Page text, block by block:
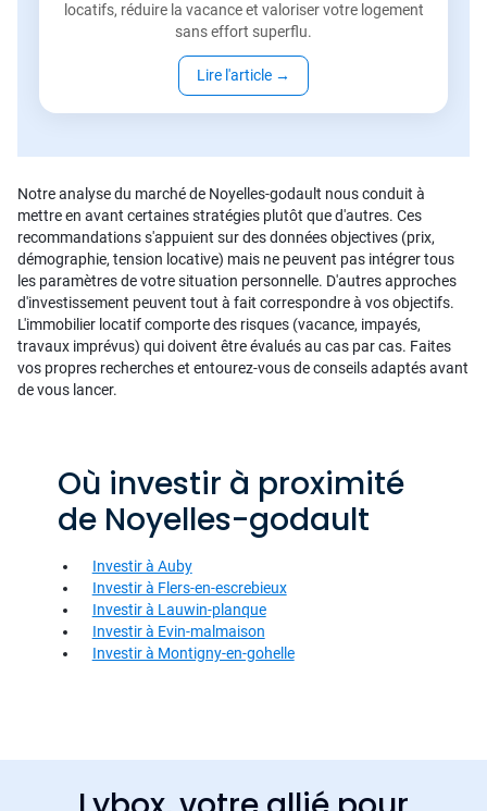
locatifs, réduire la vacance et valoriser votre logement
sans effort superflu.
Lire l'article →
Notre analyse du marché de Noyelles-godault nous conduit à
mettre en avant certaines stratégies plutôt que d'autres. Ces
recommandations s'appuient sur des données objectives (prix,
démographie, tension locative) mais ne peuvent pas intégrer tous
les paramètres de votre situation personnelle. D'autres approches
d'investissement peuvent tout à fait correspondre à vos objectifs.
L'immobilier locatif comporte des risques (vacance, impayés,
travaux imprévus) qui doivent être évalués au cas par cas. Faites
vos propres recherches et entourez-vous de conseils adaptés avant
de vous lancer.
Où investir à proximité
de Noyelles-godault
Investir à Auby
Investir à Flers-en-escrebieux
Investir à Lauwin-planque
Investir à Evin-malmaison
Investir à Montigny-en-gohelle